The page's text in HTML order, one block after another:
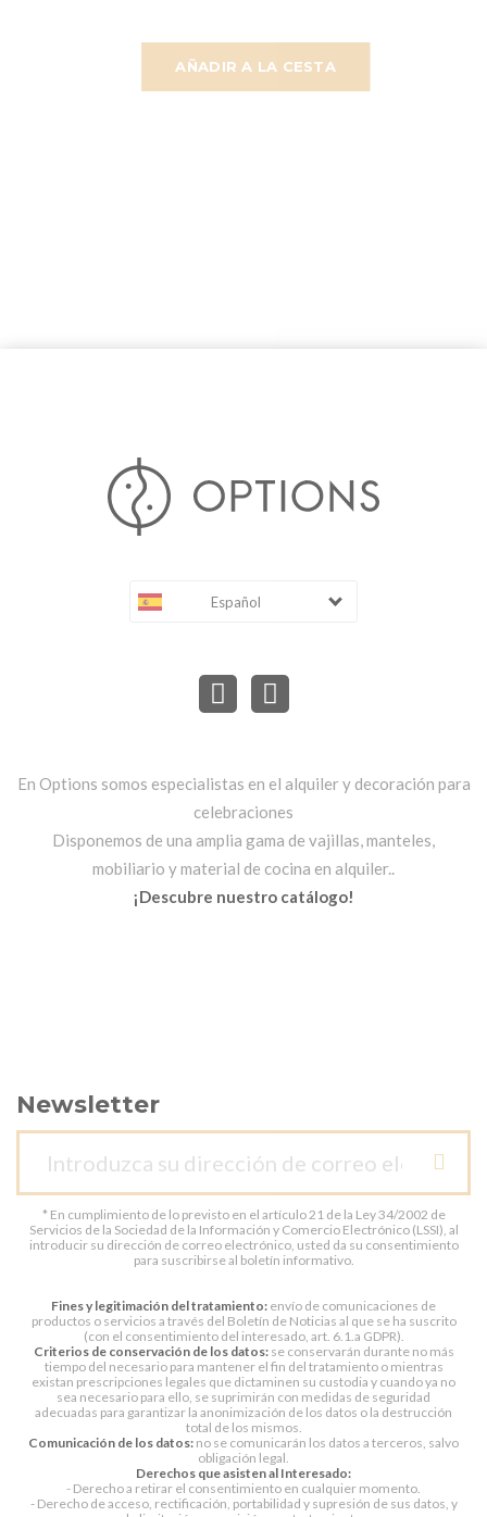
AÑADIR A LA CESTA
Español
En Options somos especialistas en el alquiler y decoración para
celebraciones
Disponemos de una amplia gama de vajillas, manteles,
mobiliario y material de cocina en alquiler..
¡Descubre nuestro catálogo!
Newsletter
* En cumplimiento de lo previsto en el artículo 21 de la Ley 34/2002 de
Servicios de la Sociedad de la Información y Comercio Electrónico (LSSI), al
introducir su dirección de correo electrónico, usted da su consentimiento
para suscribirse al boletín informativo.
Fines y legitimación del tratamiento: envío de comunicaciones de
productos o servicios a través del Boletín de Noticias al que se ha suscrito
(con el consentimiento del interesado, art. 6.1.a GDPR).
Criterios de conservación de los datos:se conservarán durante no más
tiempo del necesario para mantener el fin del tratamiento o mientras
existan prescripciones legales que dictaminen su custodia y cuando ya no
sea necesario para ello, se suprimirán con medidas de seguridad
adecuadas para garantizar la anonimización de los datos o la destrucción
total de los mismos.
Comunicación de los datos: no se comunicarán los datos a terceros, salvo
obligación legal.
Derechos que asisten al Interesado:
- Derecho a retirar el consentimiento en cualquier momento.
- Derecho de acceso, rectificación, portabilidad y supresión de sus datos, y